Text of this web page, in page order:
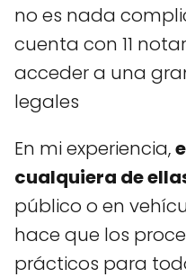
no es nada
cuenta con 11
acceder a una
legales
En mi experiencia,
cualquiera de
público o en
hace que los
prácticos para